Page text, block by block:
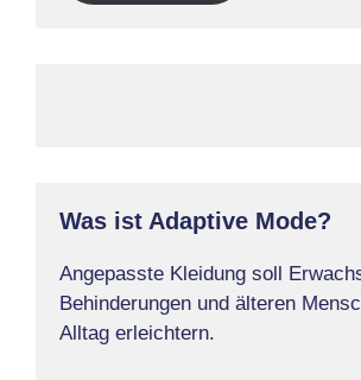
Was ist Adaptive Mode?
Angepasste Kleidung soll
Behinderungen und älteren
Alltag erleichtern.